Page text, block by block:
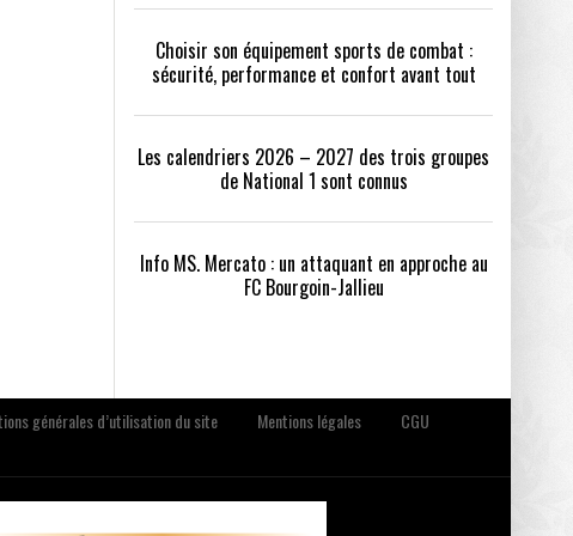
Choisir son équipement sports de combat :
sécurité, performance et confort avant tout
Les calendriers 2026 – 2027 des trois groupes
de National 1 sont connus
Info MS. Mercato : un attaquant en approche au
FC Bourgoin-Jallieu
générales d’utilisation du site Mentions légales
CGU